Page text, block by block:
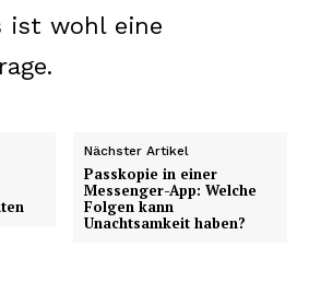
ist wohl eine
Nächster Artikel
Passkopie in einer
Messenger-App: Welche
Folgen kann
Unachtsamkeit haben?